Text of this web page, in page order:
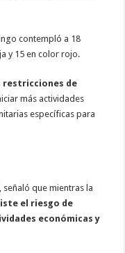
contempló a 18
y 15 en color rojo.
restricciones de
más actividades
específicas para
que mientras la
el riesgo de
económicas y